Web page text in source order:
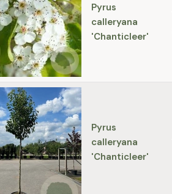
Pyrus
calleryana
'Chanticleer'
Pyrus
calleryana
'Chanticleer'